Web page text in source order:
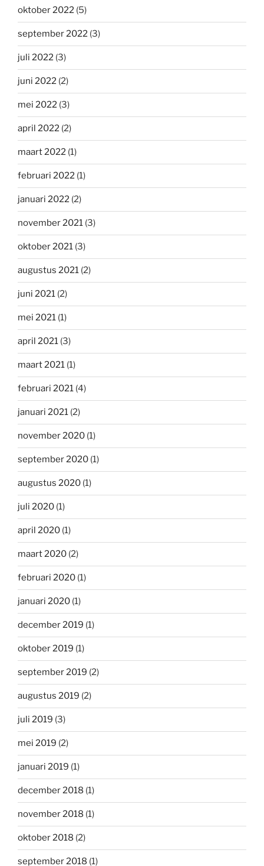
oktober 2022 (5)
september 2022 (3)
juli 2022 (3)
juni 2022 (2)
mei 2022 (3)
april 2022 (2)
maart 2022 (1)
februari 2022 (1)
januari 2022 (2)
november 2021 (3)
oktober 2021 (3)
augustus 2021 (2)
juni 2021 (2)
mei 2021 (1)
april 2021 (3)
maart 2021 (1)
februari 2021 (4)
januari 2021 (2)
november 2020 (1)
september 2020 (1)
augustus 2020 (1)
juli 2020 (1)
april 2020 (1)
maart 2020 (2)
februari 2020 (1)
januari 2020 (1)
december 2019 (1)
oktober 2019 (1)
september 2019 (2)
augustus 2019 (2)
juli 2019 (3)
mei 2019 (2)
januari 2019 (1)
december 2018 (1)
november 2018 (1)
oktober 2018 (2)
september 2018 (1)